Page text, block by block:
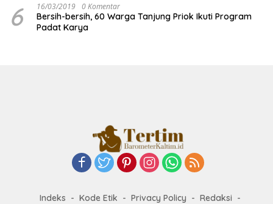
6 16/03/2019 0 Komentar
Bersih-bersih, 60 Warga Tanjung Priok Ikuti Program
Padat Karya
Indeks Kode Etik Privacy Policy Redaksi